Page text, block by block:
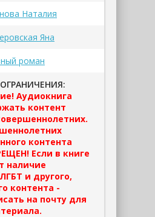
Наталия
Яна
роман
Аудиокнига
контент
контента
Если в книге
наличие
и другого,
контента -
на почту для